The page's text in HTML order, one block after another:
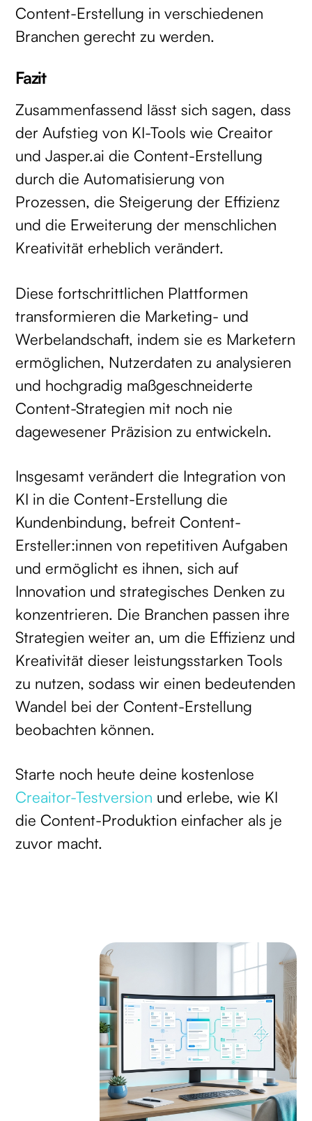
Content-Erstellung in verschiedenen
Branchen gerecht zu werden.
Fazit
Zusammenfassend lässt sich sagen, dass
der Aufstieg von KI-Tools wie Creaitor
und Jasper.ai die Content-Erstellung
durch die Automatisierung von
Prozessen, die Steigerung der Effizienz
und die Erweiterung der menschlichen
Kreativität erheblich verändert.
Diese fortschrittlichen Plattformen
transformieren die Marketing- und
Werbelandschaft, indem sie es Marketern
ermöglichen, Nutzerdaten zu analysieren
und hochgradig maßgeschneiderte
Content-Strategien mit noch nie
dagewesener Präzision zu entwickeln.
Insgesamt verändert die Integration von
KI in die Content-Erstellung die
Kundenbindung, befreit Content-
Ersteller:innen von repetitiven Aufgaben
und ermöglicht es ihnen, sich auf
Innovation und strategisches Denken zu
konzentrieren. Die Branchen passen ihre
Strategien weiter an, um die Effizienz und
Kreativität dieser leistungsstarken Tools
zu nutzen, sodass wir einen bedeutenden
Wandel bei der Content-Erstellung
beobachten können.
Starte noch heute deine kostenlose
Creaitor-Testversion und erlebe, wie KI
die Content-Produktion einfacher als je
zuvor macht.